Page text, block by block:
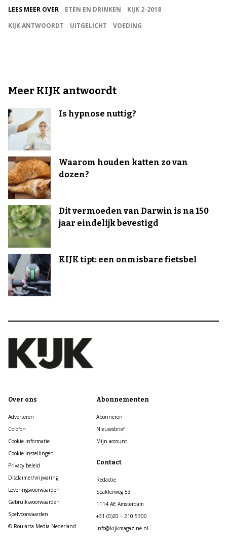
LEES MEER OVER ETEN EN DRINKEN
KIJK 2-2018
KIJK ANTWOORDT
UITGELICHT VOEDING
Meer KIJK antwoordt
Is hypnose nuttig?
Waarom houden katten zo van
dozen?
Dit vermoeden van Darwin is na 150
jaar eindelijk bevestigd
KIJK tipt: een onmisbare fietsbel
Over ons
Adverteren
Colofon
Cookie informatie
Cookie Instellingen
Privacy beleid
Disclaimer/vrijwaring
Leveringsvoorwaarden
Gebruiksvoorwaarden
Spelvoorwaarden
© Roularta Media Nederland
Abonnementen
Abonneren
Nieuwsbrief
Mijn account
Contact
Redactie
Spaklerweg 53
1114 AE Amsterdam
+31 (0)20 – 210 5300
info@kijkmagazine.nl